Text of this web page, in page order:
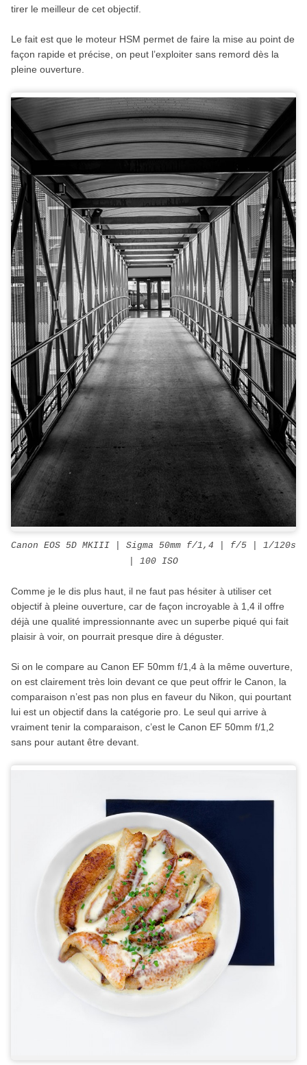
tirer le meilleur de cet objectif.
Le fait est que le moteur HSM permet de faire la mise au point de
façon rapide et précise, on peut l’exploiter sans remord dès la
pleine ouverture.
Canon EOS 5D MKIII | Sigma 50mm f/1,4 | f/5 | 1/120s
| 100 ISO
Comme je le dis plus haut, il ne faut pas hésiter à utiliser cet
objectif à pleine ouverture, car de façon incroyable à 1,4 il offre
déjà une qualité impressionnante avec un superbe piqué qui fait
plaisir à voir, on pourrait presque dire à déguster.
Si on le compare au Canon EF 50mm f/1,4 à la même ouverture,
on est clairement très loin devant ce que peut offrir le Canon, la
comparaison n’est pas non plus en faveur du Nikon, qui pourtant
lui est un objectif dans la catégorie pro. Le seul qui arrive à
vraiment tenir la comparaison, c’est le Canon EF 50mm f/1,2
sans pour autant être devant.